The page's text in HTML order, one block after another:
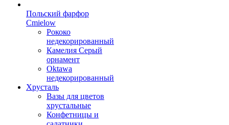
Польский фарфор
Сmielow
Рококо
недекорированный
Камелия Серый
орнамент
Oktawa
недекорированный
Хрусталь
Вазы для цветов
хрустальные
Конфетницы и